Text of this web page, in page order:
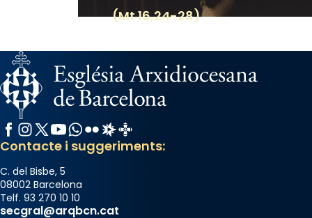
(Mt 16,24-28)
Facebook
Instagram
X / Twitter
YouTube
WhatsApp
FlickrRadio Estel
Catalunya Cristiana
Contacte i suggeriments:
C. del Bisbe, 5
08002 Barcelona
Telf. 93 270 10 10
secgral@arqbcn.cat